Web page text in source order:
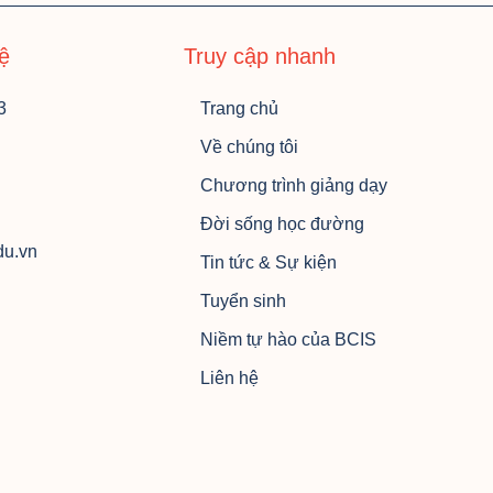
Truy cập nhanh
Trang chủ
Về chúng tôi
Chương trình giảng dạy
Đời sống học đường
Tin tức & Sự kiện
Tuyển sinh
Niềm tự hào của BCIS
Liên hệ